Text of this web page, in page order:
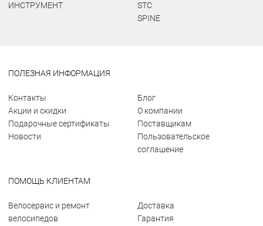
ИНСТРУМЕНТ
STC
SPINE
ПОЛЕЗНАЯ ИНФОРМАЦИЯ
Контакты
Акции и скидки
Подарочные сертификаты
Новости
Блог
О компании
Поставщикам
Пользовательское
соглашение
ПОМОЩЬ КЛИЕНТАМ
Велосервис и ремонт
велосипедов
Доставка
Гарантия